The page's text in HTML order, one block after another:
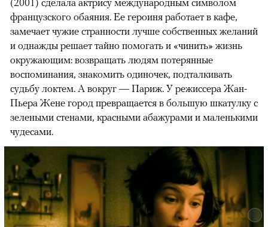
французского обаяния. Ее героиня работает в кафе,
замечает чужие странности лучше собственных желаний
и однажды решает тайно помогать и «чинить» жизнь
окружающим: возвращать людям потерянные
воспоминания, знакомить одиночек, подталкивать
судьбу локтем. А вокруг — Париж. У режиссера Жан-
Пьера Жене город превращается в большую шкатулку с
зелеными стенами, красными абажурами и маленькими
чудесами.